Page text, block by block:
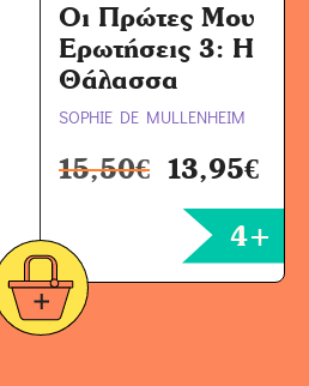
Οι Πρώτες Μου
Ερωτήσεις 3: Η
Θάλασσα
SOPHIE DE MULLENHEIM
15,50€ 13,95€
4+